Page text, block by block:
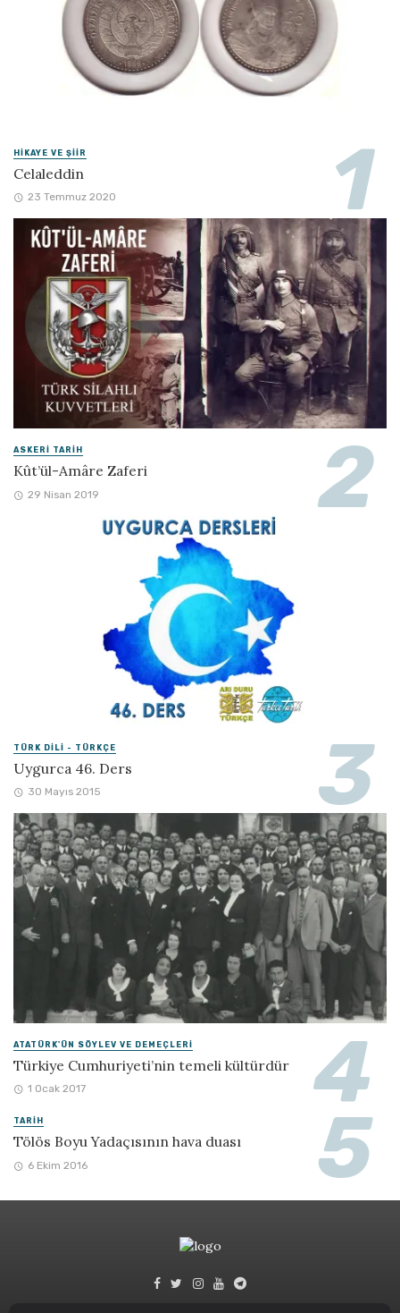
HIKAYE VE ŞIIR
Celaleddin
23 Temmuz 2020
ASKERI TARIH
Kût’ül-Amâre Zaferi
29 Nisan 2019
TÜRK DILI - TÜRKÇE
Uygurca 46. Ders
30 Mayıs 2015
ATATÜRK'ÜN SÖYLEV VE DEMEÇLERI
Türkiye Cumhuriyeti’nin temeli kültürdür
1 Ocak 2017
TARIH
Tölös Boyu Yadaçısının hava duası
6 Ekim 2016